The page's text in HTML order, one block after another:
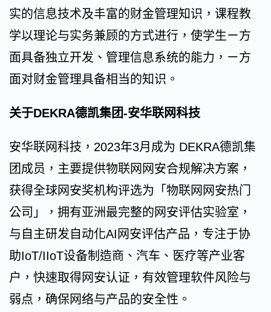
实的信息技术及丰富的财金管理知识，课程教
学以理论与实务兼顾的方式进行，使学生ㄧ方
面具备独立开发、管理信息系统的能力，ㄧ方
面对财金管理具备相当的知识。
关于DEKRA德凯集团-安华联网科技
安华联网科技，2023年3月成为 DEKRA德凯集
团成员，主要提供物联网网安合规解决方案，
获得全球网安奖机构评选为「物联网网安热门
公司」，拥有亚洲最完整的网安评估实验室，
与自主研发自动化AI网安评估产品，专注于协
助IoT/IIoT设备制造商、汽车、医疗等产业客
户，快速取得网安认证，有效管理软件风险与
弱点，确保网络与产品的安全性。